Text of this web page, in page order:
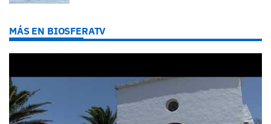
MÁS EN BIOSFERATV